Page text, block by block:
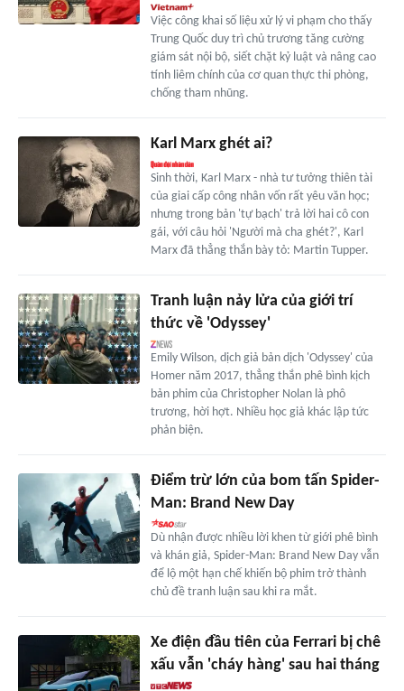
Việc công khai số liệu xử lý vi phạm cho thấy
Trung Quốc duy trì chủ trương tăng cường
giám sát nội bộ, siết chặt kỷ luật và nâng cao
tính liêm chính của cơ quan thực thi phòng,
chống tham nhũng.
Karl Marx ghét ai?
Sinh thời, Karl Marx - nhà tư tưởng thiên tài
của giai cấp công nhân vốn rất yêu văn học;
nhưng trong bản 'tự bạch' trả lời hai cô con
gái, với câu hỏi 'Người mà cha ghét?', Karl
Marx đã thẳng thắn bày tỏ: Martin Tupper.
Tranh luận nảy lửa của giới trí
thức về 'Odyssey'
Emily Wilson, dịch giả bản dịch 'Odyssey' của
Homer năm 2017, thẳng thắn phê bình kịch
bản phim của Christopher Nolan là phô
trương, hời hợt. Nhiều học giả khác lập tức
phản biện.
Điểm trừ lớn của bom tấn Spider-
Man: Brand New Day
Dù nhận được nhiều lời khen từ giới phê bình
và khán giả, Spider-Man: Brand New Day vẫn
để lộ một hạn chế khiến bộ phim trở thành
chủ đề tranh luận sau khi ra mắt.
Xe điện đầu tiên của Ferrari bị chê
xấu vẫn 'cháy hàng' sau hai tháng